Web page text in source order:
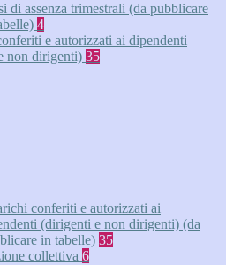
di assenza trimestrali (da pubblicare
4
e autorizzati ai dipendenti
non dirigenti) 35
conferiti e autorizzati ai
(dirigenti e non dirigenti) (da
in tabelle) 35
collettiva 6